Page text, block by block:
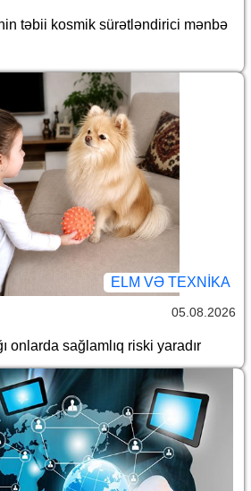
təbii kosmik sürətləndirici mənbə
ELM VƏ TEXNIKA
05.08.2026
onlarda sağlamlıq riski yaradır